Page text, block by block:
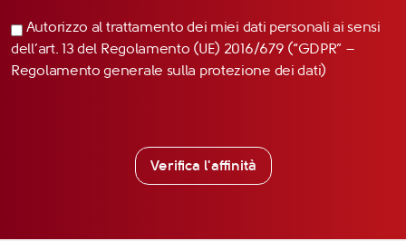
Autorizzo al trattamento dei miei dati personali ai sensi
dell’art. 13 del Regolamento (UE) 2016/679 (“GDPR” –
Regolamento generale sulla protezione dei dati)
Verifica l'affinità